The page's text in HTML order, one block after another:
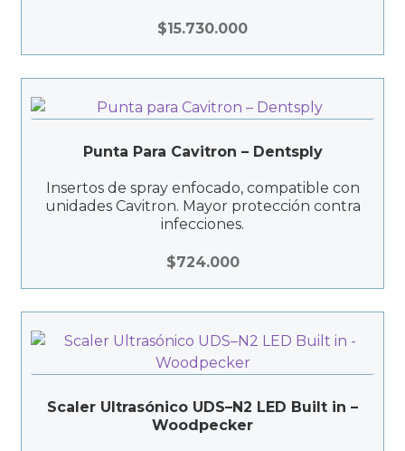
boquillas. Elimina completamente la placa y
$15.730.000
Punta Para Cavitron – Dentsply
Insertos de spray enfocado, compatible con
unidades Cavitron. Mayor protección contra
infecciones.
$724.000
Scaler Ultrasónico UDS–N2 LED Built in –
Woodpecker